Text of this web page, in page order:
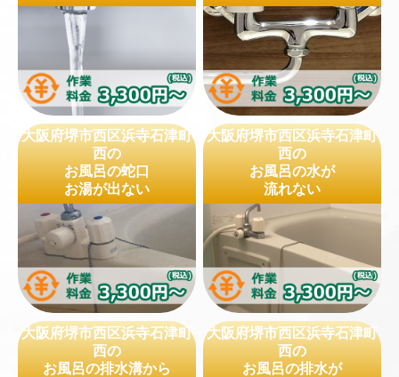
大阪府堺市西区浜寺石津町
西の
お風呂の蛇口
お湯が出ない
大阪府堺市西区浜寺石津町
西の
お風呂の水が
流れない
大阪府堺市西区浜寺石津町
西の
お風呂の排水溝から
大阪府堺市西区浜寺石津町
西の
お風呂の排水が